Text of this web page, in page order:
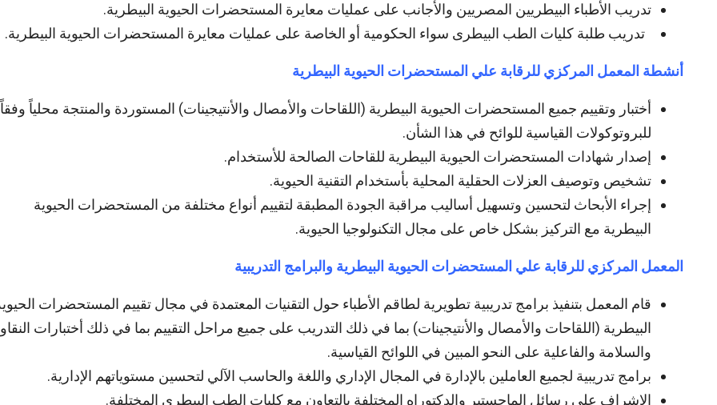
تدريب الأطباء البيطريين المصريين والأجانب على عمليات معايرة المستحضرات الحيوية البيطرية.
تدريب طلبة كليات الطب البيطرى سواء الحكومية أو الخاصة على عمليات معايرة المستحضرات الحيوية البيطرية.
أنشطة المعمل المركزي للرقابة علي المستحضرات الحيوية البيطرية
أختبار وتقييم جميع المستحضرات الحيوية البيطرية (اللقاحات والأمصال والأنتيجينات) المستوردة والمنتجة محلياً وفقاً
للبروتوكولات القياسية للوائح في هذا الشأن.
إصدار شهادات المستحضرات الحيوية البيطرية للقاحات الصالحة للأستخدام.
تشخيص وتوصيف العزلات الحقلية المحلية بأستخدام التقنية الحيوية.
إجراء الأبحاث لتحسين وتسهيل أساليب مراقبة الجودة المطبقة لتقييم أنواع مختلفة من المستحضرات الحيوية
البيطرية مع التركيز بشكل خاص على مجال التكنولوجيا الحيوية.
المعمل المركزي للرقابة علي المستحضرات الحيوية البيطرية والبرامج التدريبية
قام المعمل بتنفيذ برامج تدريبية تطويرية لطاقم الأطباء حول التقنيات المعتمدة في مجال تقييم المستحضرات
البيطرية (اللقاحات والأمصال والأنتيجينات) بما في ذلك التدريب على جميع مراحل التقييم بما في ذلك أختبارات
والسلامة والفاعلية على النحو المبين في اللوائح القياسية.
برامج تدريبية لجميع العاملين بالإدارة في المجال الإداري واللغة والحاسب الآلي لتحسين مستوياتهم الإدارية.
الإشراف على رسائل الماجستير والدكتوراه المختلفة بالتعاون مع كليات الطب البيطري المختلفة.